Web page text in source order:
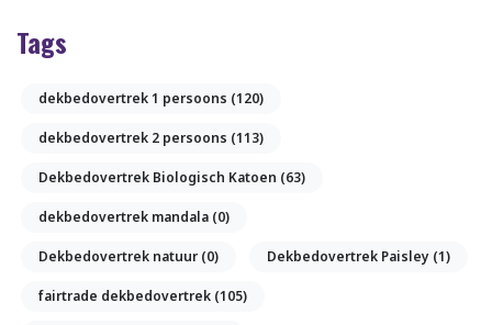
Tags
dekbedovertrek 1 persoons (120)
dekbedovertrek 2 persoons (113)
Dekbedovertrek Biologisch Katoen (63)
dekbedovertrek mandala (0)
Dekbedovertrek natuur (0) Dekbedovertrek Paisley (1)
fairtrade dekbedovertrek (105)